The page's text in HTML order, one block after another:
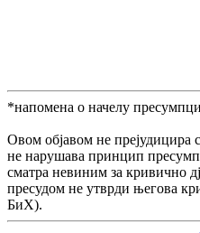
*напомена о начелу
Овом објавом не прејудицира
не нарушава принцип
сматра невиним за кривично
пресудом не утврди његова
БиХ).